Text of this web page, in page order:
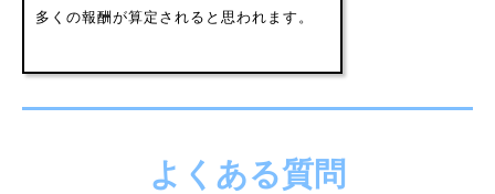
多くの報酬が算定されると思われます。
よくある質問